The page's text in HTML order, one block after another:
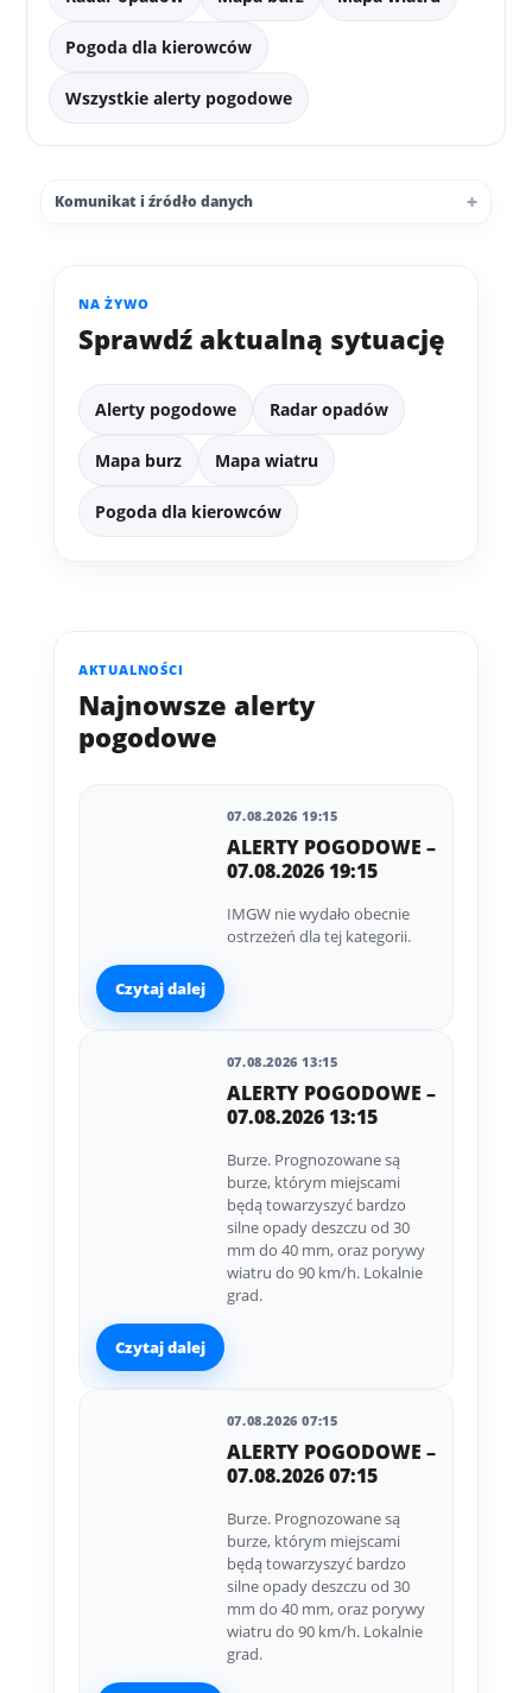
Pogoda dla kierowców
Wszystkie alerty pogodowe
Komunikat i źródło danych
NA ŻYWO
Sprawdź aktualną sytuację
Alerty pogodowe Radar opadów
Mapa burz Mapa wiatru
Pogoda dla kierowców
AKTUALNOŚCI
Najnowsze alerty
pogodowe
07.08.2026 19:15
ALERTY POGODOWE –
07.08.2026 19:15
IMGW nie wydało obecnie
ostrzeżeń dla tej kategorii.
Czytaj dalej
07.08.2026 13:15
ALERTY POGODOWE –
07.08.2026 13:15
Burze. Prognozowane są
burze, którym miejscami
będą towarzyszyć bardzo
silne opady deszczu od 30
mm do 40 mm, oraz porywy
wiatru do 90 km/h. Lokalnie
grad.
Czytaj dalej
07.08.2026 07:15
ALERTY POGODOWE –
07.08.2026 07:15
Burze. Prognozowane są
burze, którym miejscami
będą towarzyszyć bardzo
silne opady deszczu od 30
mm do 40 mm, oraz porywy
wiatru do 90 km/h. Lokalnie
grad.